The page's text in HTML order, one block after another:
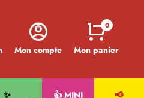
Mon compte Mon panier
0
✨
👍 MINI
📢